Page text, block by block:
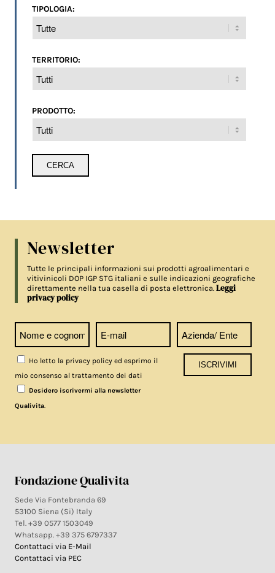
TIPOLOGIA:
TERRITORIO:
PRODOTTO:
Newsletter
Tutte le principali informazioni sui prodotti agroalimentari e
vitivinicoli DOP IGP STG italiani e sulle indicazioni geografiche
direttamente nella tua casella di posta elettronica.Leggi
privacy policy
Ho letto la privacy policy ed esprimo il
mio consenso al trattamento dei dati
Desidero iscrivermi alla newsletter
Qualivita.
Fondazione Qualivita
Sede Via Fontebranda 69
53100 Siena (Si) Italy
Tel. +39 0577 1503049
Whatsapp. +39 375 6797337
Contattaci via E-Mail
Contattaci via PEC